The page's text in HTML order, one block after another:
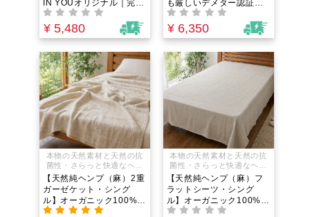
IN YOUオリジナル｜完全
無添加オーガニック洗濯
洗剤｜原因不明の肌荒れ
に悩む方に。合成界面活
パウダー｜経皮毒対策や
子どもでも安心。オーガ
ニックソープナッツ配合
で柔軟剤不要！天然精油
が香る究極の粉末洗剤
¥ 5,480
社がバイオダイナミック農
法※で製造したエクストラ
バージンオリーブオイルで
も厳しいデメター認証取
得・100%オーガニック｜
アルベキーナ100%のシン
グルオリジン。世界最高
農法が育むフルーティー
な香りと生きた栄養で、
いつもの料理が高級レス
トランの味わいに変わ
る！
¥ 6,350
本物の天然素材と天然の抗
菌性・さらっと快適なヘン
プ麻の寝具
【天然純ヘンプ（麻）2重
ガーゼケット・シング
ル】オーガニック100%素
材の安眠寝具｜重くて暑
本物の天然素材と天然の抗
菌性・さらっと快適なヘン
プ麻の寝具
【天然純ヘンプ（麻）フ
ラットシーツ・シング
ル】オーガニック100%素
材の安眠寝具｜敷いても